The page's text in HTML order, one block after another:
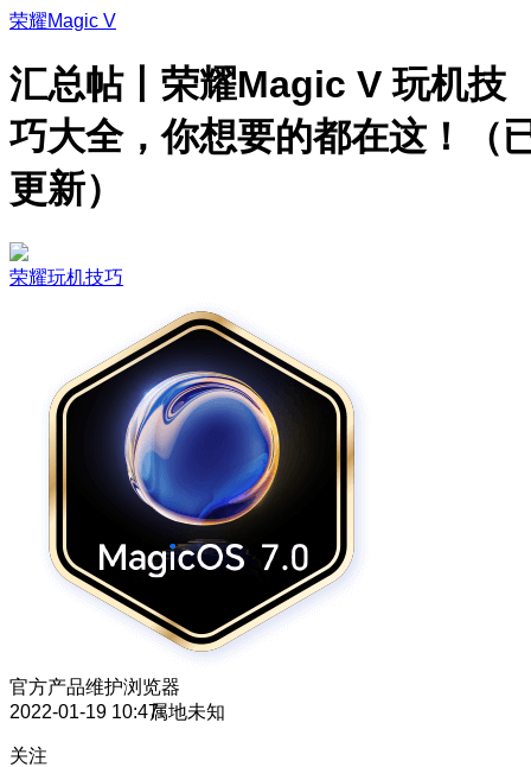
荣耀Magic V
汇总帖丨荣耀Magic V 玩机技
巧大全，你想要的都在这！（
更新）
荣耀玩机技巧
官方产品维护浏览器
2022-01-19 10:47属地未知
关注